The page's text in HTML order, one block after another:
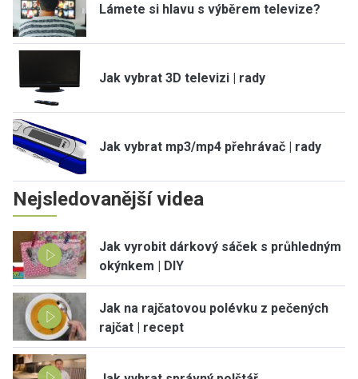
Lámete si hlavu s výběrem televize?
Jak vybrat 3D televizi | rady
Jak vybrat mp3/mp4 přehrávač | rady
Nejsledovanější videa
Jak vyrobit dárkový sáček s průhledným
okýnkem | DIY
Jak na rajčatovou polévku z pečených
rajčat | recept